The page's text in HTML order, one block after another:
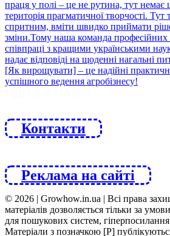
Контакти
Реклама на сайті
© 2026 | Growhow.in.ua | Всі права
матеріалів дозволяється тільки за
для пошукових систем,
Матеріали з позначкою [Р]